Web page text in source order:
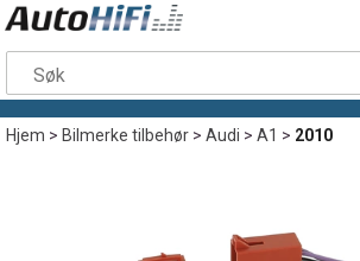
Hjem>Bilmerke tilbehør>Audi>A1 >2010